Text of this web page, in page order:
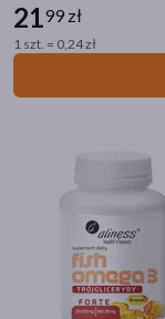
2199 zł
1 szt. = 0,24 zł